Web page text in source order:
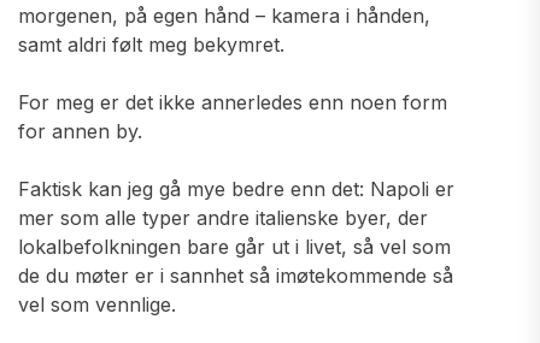
morgenen, på egen hånd – kamera i hånden,
samt aldri følt meg bekymret.
For meg er det ikke annerledes enn noen form
for annen by.
Faktisk kan jeg gå mye bedre enn det: Napoli er
mer som alle typer andre italienske byer, der
lokalbefolkningen bare går ut i livet, så vel som
de du møter er i sannhet så imøtekommende så
vel som vennlige.